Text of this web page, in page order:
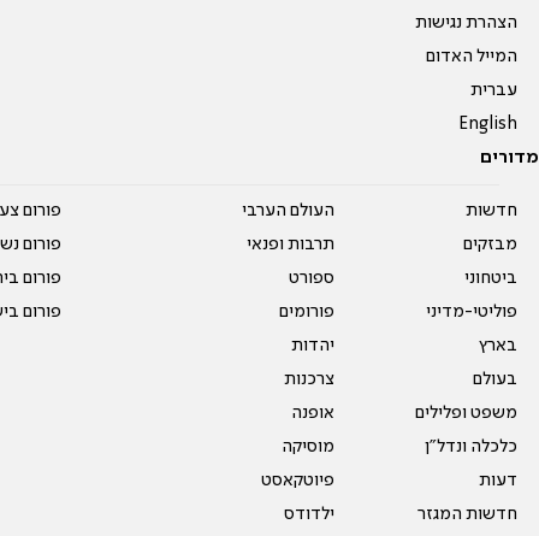
הצהרת נגישות
המייל האדום
עברית
English
מדורים
חדשות
מבזקים
ביטחוני
פוליטי-מדיני
בארץ
בעולם
משפט ופלילים
כלכלה ונדל"ן
דעות
חדשות המגזר
העולם הערבי
תרבות ופנאי
ספורט
פורומים
יהדות
צרכנות
אופנה
מוסיקה
פיוטקאסט
ילדודס
פורום
פורום
פורום
פורום